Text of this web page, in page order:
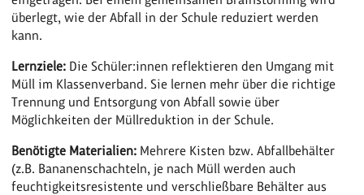
überlegt, wie der Abfall in der Schule reduziert werden
kann.
Lernziele: Die Schüler:innen reflektieren den Umgang mit
Müll im Klassenverband. Sie lernen mehr über die richtige
Trennung und Entsorgung von Abfall sowie über
Möglichkeiten der Müllreduktion in der Schule.
Benötigte Materialien: Mehrere Kisten bzw. Abfallbehälter
(z.B. Bananenschachteln, je nach Müll werden auch
feuchtigkeitsresistente und verschließbare Behälter aus